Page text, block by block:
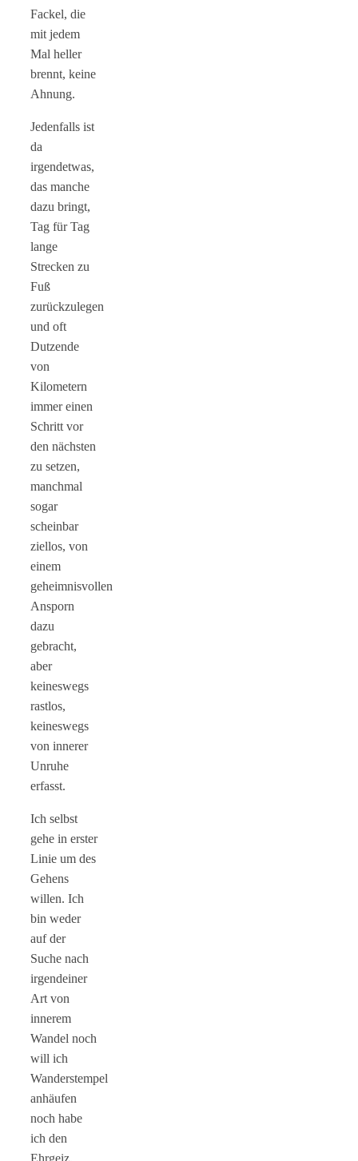
Fackel, die
mit jedem
Mal heller
brennt, keine
Ahnung.
Jedenfalls ist
da
irgendetwas,
das manche
dazu bringt,
Tag für Tag
lange
Strecken zu
Fuß
zurückzulegen
und oft
Dutzende
von
Kilometern
immer einen
Schritt vor
den nächsten
zu setzen,
manchmal
sogar
scheinbar
ziellos, von
einem
geheimnisvollen
Ansporn
dazu
gebracht,
aber
keineswegs
rastlos,
keineswegs
von innerer
Unruhe
erfasst.
Ich selbst
gehe in erster
Linie um des
Gehens
willen. Ich
bin weder
auf der
Suche nach
irgendeiner
Art von
innerem
Wandel noch
will ich
Wanderstempel
anhäufen
noch habe
ich den
Ehrgeiz,